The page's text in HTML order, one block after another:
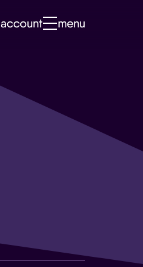
account menu